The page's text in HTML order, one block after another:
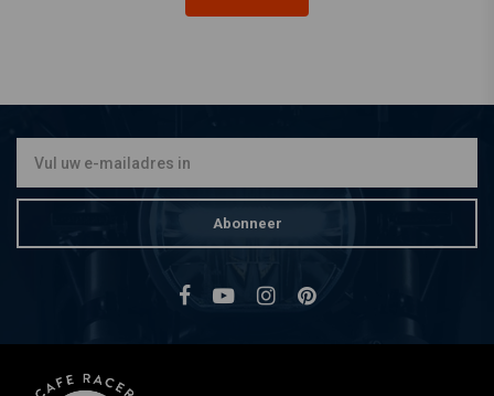
(Ø 27,4 MM) voor Paddock
€44,94
Abonneer